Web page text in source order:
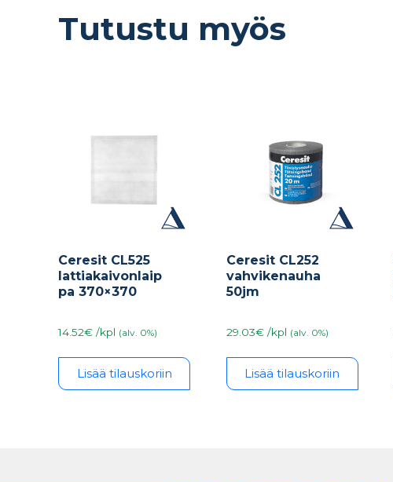
Tutustu myös
Ceresit CL525
lattiakaivonlaip
pa 370×370
14.52€ /kpl (alv. 0%)
Lisää tilauskoriin
Ceresit CL252
vahvikenauha
50jm
29.03€ /kpl (alv. 0%)
Lisää tilauskoriin